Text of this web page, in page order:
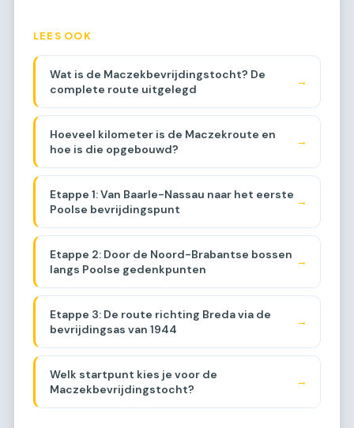
LEES OOK
Wat is de Maczekbevrijdingstocht? De
complete route uitgelegd
→
Hoeveel kilometer is de Maczekroute en
hoe is die opgebouwd?
→
Etappe 1: Van Baarle-Nassau naar het eerste
Poolse bevrijdingspunt
→
Etappe 2: Door de Noord-Brabantse bossen
langs Poolse gedenkpunten
→
Etappe 3: De route richting Breda via de
bevrijdingsas van 1944
→
Welk startpunt kies je voor de
Maczekbevrijdingstocht?
→